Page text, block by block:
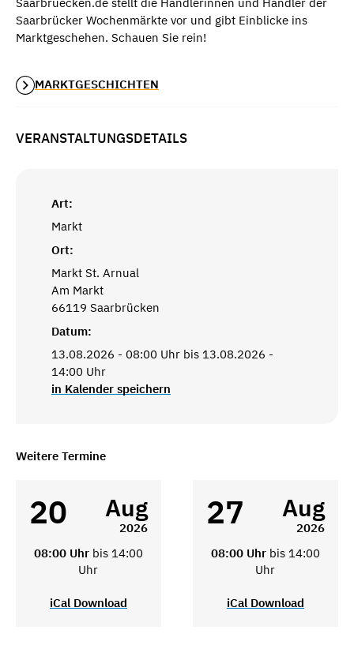
Saarbrücker Wochenmärkte vor und gibt Einblicke ins
Marktgeschehen. Schauen Sie rein!
MARKTGESCHICHTEN
VERANSTALTUNGSDETAILS
Art:
Markt
Ort:
Markt St. Arnual
Am Markt
66119 Saarbrücken
Datum:
13.08.2026 - 08:00 Uhr bis 13.08.2026 -
14:00 Uhr
in Kalender speichern
Weitere Termine
20 Aug
2026
08:00 Uhr bis 14:00
Uhr
iCal Download
27 Aug
2026
08:00 Uhr bis 14:00
Uhr
iCal Download